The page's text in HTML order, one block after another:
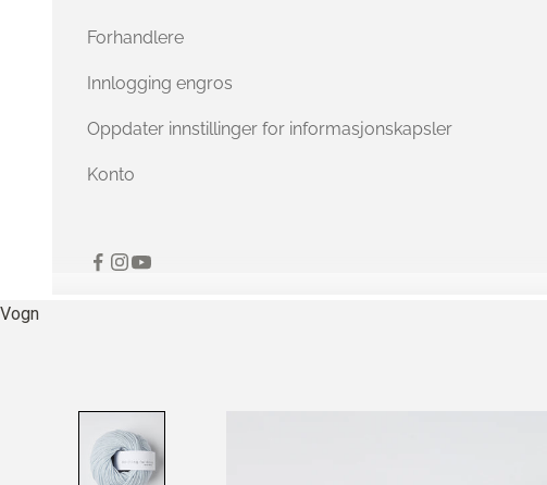
Forhandlere
Innlogging engros
Oppdater innstillinger for informasjonskapsler
Konto
Vogn